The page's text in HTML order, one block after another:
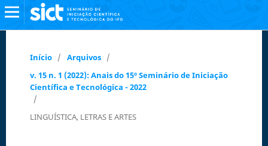
Início / Arquivos /
v. 15 n. 1 (2022): Anais do 15º Seminário de Iniciação
Científica e Tecnológica - 2022
/
LINGUÍSTICA, LETRAS E ARTES